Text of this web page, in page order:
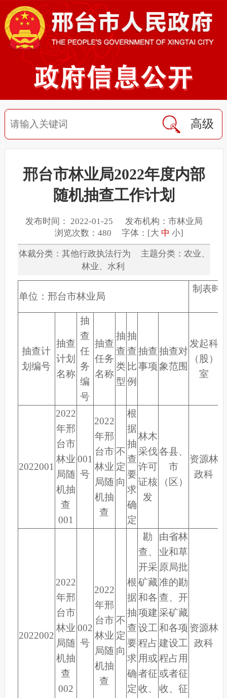
高级
邢台市林业局2022年度内部
随机抽查工作计划
发布时间： 2022-01-25 发布机构：市林业局
浏览次数：480 字体：[大 中 小]
体裁分类：其他行政执法行为 主题分类：农业、
林业、水利
单位：邢台市林业局
制表时
抽查计
划编号
抽查
计划
名称
抽
查
任
务
编
号
抽查
任务
名称
抽
查
类
型
抽
查
比
例
抽查
事项
抽查对
象范围
发起科
（股）
室
2022001
2022
年邢
台市
林业
局随
机抽
查
001
001
号
2022
年邢
台市
林业
局随
机抽
查
不
定
向
根
据
抽
查
要
求
确
定
林木
采伐
许可
证核
发
各县、
市
（区）
资源林
政科
2022002
2022
年邢
台市
林业
局随
机抽
查
002
002
号
2022
年邢
台市
林业
局随
机抽
查
不
定
向
根
据
抽
查
要
求
确
定
勘
查、
开采
矿藏
和各
项建
设工
程占
用或
者征
收、
由省林
业和草
原局批
准的勘
查、开
采矿藏
和各项
建设工
程占用
或者征
收、征
资源林
政科